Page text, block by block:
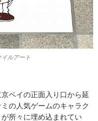
ルアート
ベイの正面入り口から延
の人気ゲームのキャラク
所々に埋め込まれてい